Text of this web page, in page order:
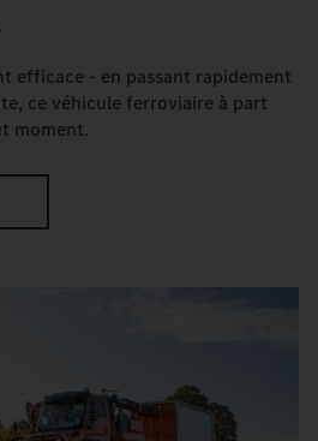
efficace - en passant rapidement
ce véhicule ferroviaire à part
moment.